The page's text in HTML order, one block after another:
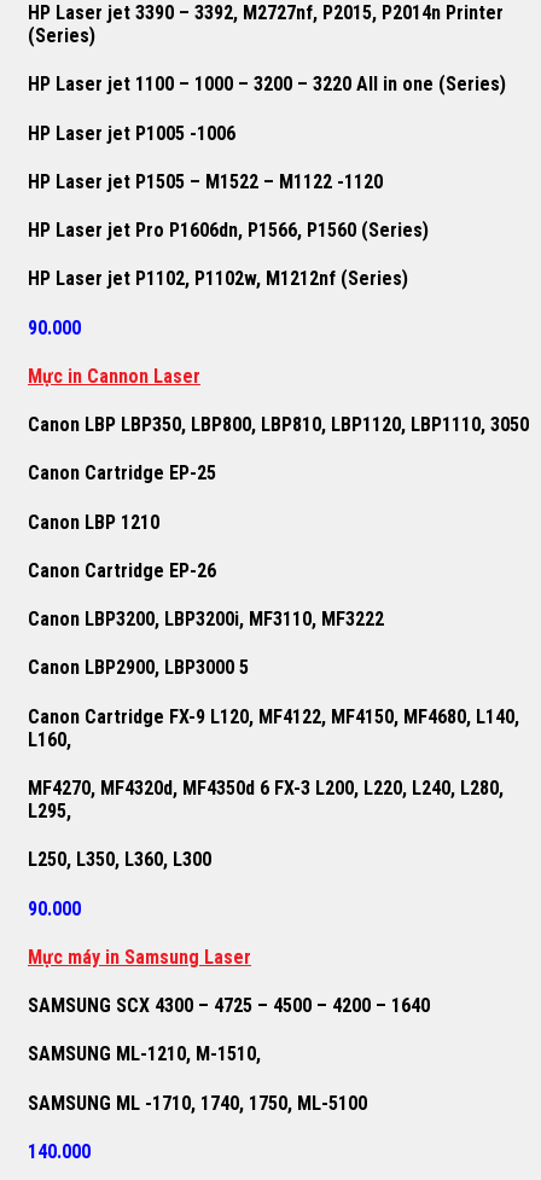
HP Laser jet 3390 – 3392, M2727nf, P2015, P2014n Printer
(Series)
HP Laser jet 1100 – 1000 – 3200 – 3220 All in one (Series)
HP Laser jet P1005 -1006
HP Laser jet P1505 – M1522 – M1122 -1120
HP Laser jet Pro P1606dn, P1566, P1560 (Series)
HP Laser jet P1102, P1102w, M1212nf (Series)
90.000
Mực in Cannon Laser
Canon LBP LBP350, LBP800, LBP810, LBP1120, LBP1110, 3050
Canon Cartridge EP-25
Canon LBP 1210
Canon Cartridge EP-26
Canon LBP3200, LBP3200i, MF3110, MF3222
Canon LBP2900, LBP3000 5
Canon Cartridge FX-9 L120, MF4122, MF4150, MF4680, L140,
L160,
MF4270, MF4320d, MF4350d 6 FX-3 L200, L220, L240, L280,
L295,
L250, L350, L360, L300
90.000
Mực máy in Samsung Laser
SAMSUNG SCX 4300 – 4725 – 4500 – 4200 – 1640
SAMSUNG ML-1210, M-1510,
SAMSUNG ML -1710, 1740, 1750, ML-5100
140.000